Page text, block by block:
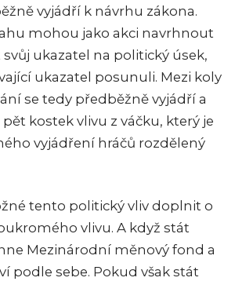
vyjádří k návrhu zákona.
mohou jako akci navrhnout
ukazatel na politický úsek,
ukazatel posunuli. Mezi koly
se tedy předběžně vyjádří a
kostek vlivu z váčku, který je
vyjádření hráčů rozdělený
tento politický vliv doplnit o
vlivu. A když stát
Mezinárodní měnový fond a
podle sebe. Pokud však stát